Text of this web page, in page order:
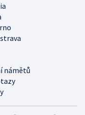
námětů